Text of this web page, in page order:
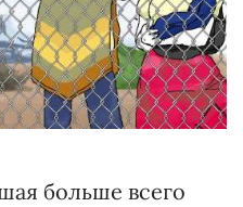
больше всего